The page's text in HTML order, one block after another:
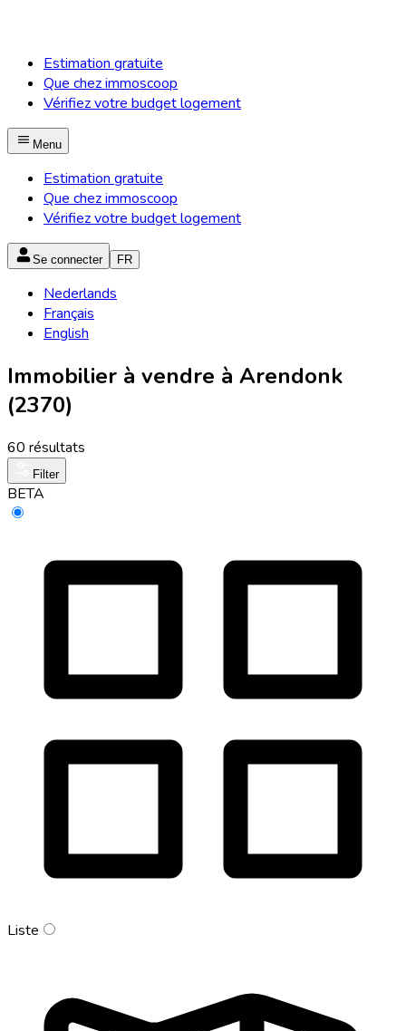
Estimation gratuite
Que chez immoscoop
Vérifiez votre budget logement
Menu
Estimation gratuite
Que chez immoscoop
Vérifiez votre budget logement
Se connecter FR
Nederlands
Français
English
Immobilier à vendre à Arendonk
(2370)
60 résultats
Filter
BETA
Liste